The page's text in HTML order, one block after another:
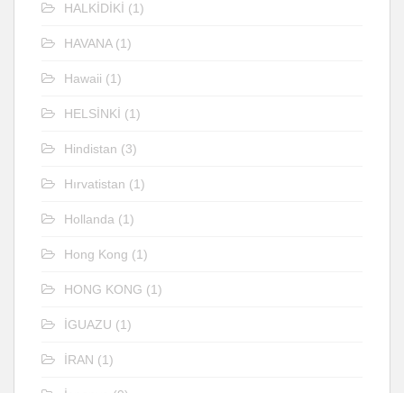
HALKİDİKİ (1)
HAVANA(1)
Hawaii (1)
HELSİNKİ (1)
Hindistan (3)
Hırvatistan (1)
Hollanda (1)
Hong Kong (1)
HONG KONG (1)
İGUAZU (1)
İRAN (1)